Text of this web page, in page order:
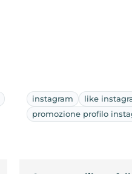
instagram like
promozione profilo